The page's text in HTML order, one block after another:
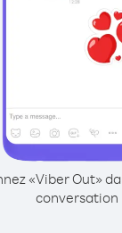
«Viber Out»
conversation